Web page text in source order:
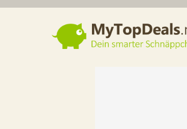
Dein smarter Schnäppchenberater